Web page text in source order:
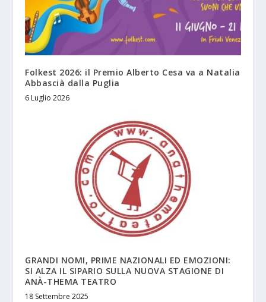
Folkest 2026: il Premio Alberto Cesa va a Natalia
Abbascià dalla Puglia
6 Luglio 2026
GRANDI NOMI, PRIME NAZIONALI ED EMOZIONI:
SI ALZA IL SIPARIO SULLA NUOVA STAGIONE DI
ANÀ-THEMA TEATRO
18 Settembre 2025